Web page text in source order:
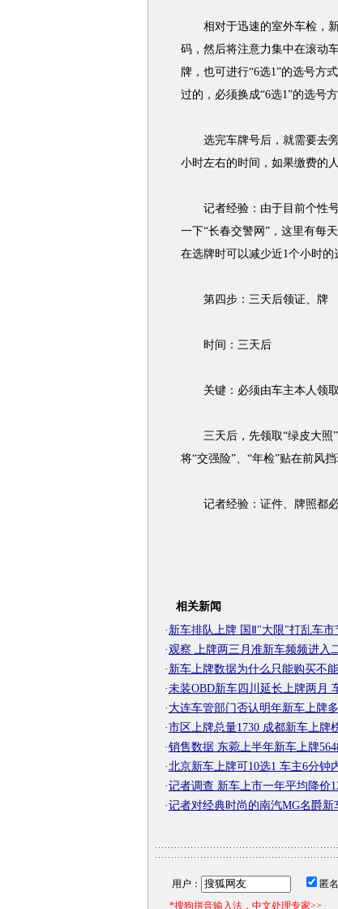
相对于迅速的室外车检，新
码，然后将注意力集中在滚动
牌，也可进行“6选1”的选号方
过的，必须换成“6选1”的选号方
选完车牌号后，就需要去旁
小时左右的时间，如果缴费的
记者经验：由于目前个性号
一下“长春交警网”，这里有每
在选牌时可以减少近1个小时的
第四步：三天后领证、牌
时间：三天后
关键：必须由车主本人领取
三天后，先领取“绿皮大照”
将“交强险”、“年检”贴在前风挡
记者经验：证件、牌照都必
相关新闻
· 新车排队上牌 国Ⅱ"大限"打乱车市
·观察 上牌两三月准新车频频进入
· 新车上牌数据为什么只能购买不
·未装OBD新车四川延长上牌两月
· 大连车管部门否认明年新车上牌
·市区上牌总量1730 成都新车上牌
·销售数据 东菀上半年新车上牌
·北京新车上牌可10选1 车主6分钟
·记者调查 新车上市一年平均降价
·记者对经典时尚的南汽MG名爵新
用户： 匿
*搜狗拼音输入法，中文处理专家>>